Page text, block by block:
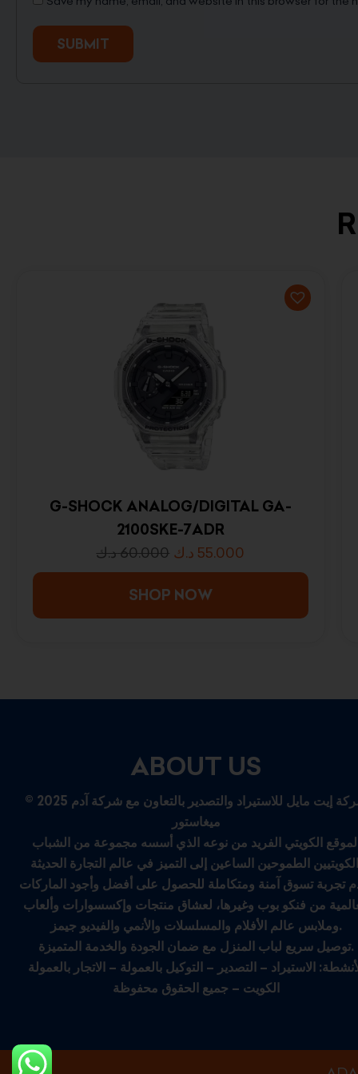
G-SHOCK ANALOG/DIGITAL GA-
2100SKE-7ADR
60.000د.ك 55.000 د.ك
SHOP NOW
ABOUT US
© 2025 شركة إيت مايل للاستيراد والتصدير بالتعاون مع شركة آدم
ميغاستور
الموقع الكويتي الفريد من نوعه الذي أسسه مجموعة من الشباب
تجربة تسوق آمنة ومتكاملة للحصول على أفضل وأجود الماركات
من فنكو بوب وغيرها، لعشاق منتجات وإكسسوارات وألعاب
وملابس عالم الأفلام والمسلسلات والأنمي والفيديو جيمز.
توصيل سريع لباب المنزل مع ضمان الجودة والخدمة المتميزة.
الاستيراد – التصدير – التوكيل بالعمولة – الاتجار بالعمولة
الكويت – جميع الحقوق محفوظة